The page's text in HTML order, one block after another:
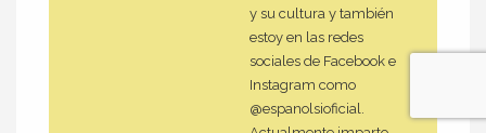
y su cultura y también
estoy en las redes
sociales de Facebook e
Instagram como
@espanolsioficial.